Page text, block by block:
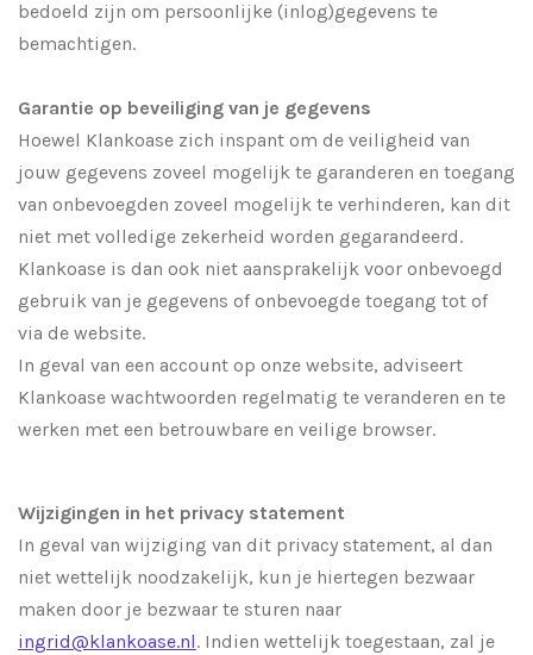
bedoeld zijn om persoonlijke (inlog)gegevens te
bemachtigen.
Garantie op beveiliging van je gegevens
Hoewel Klankoase zich inspant om de veiligheid van
jouw gegevens zoveel mogelijk te garanderen en toegang
van onbevoegden zoveel mogelijk te verhinderen, kan dit
niet met volledige zekerheid worden gegarandeerd.
Klankoase is dan ook niet aansprakelijk voor onbevoegd
gebruik van je gegevens of onbevoegde toegang tot of
via de website.
In geval van een account op onze website, adviseert
Klankoase wachtwoorden regelmatig te veranderen en te
werken met een betrouwbare en veilige browser.
Wijzigingen in het privacy statement
In geval van wijziging van dit privacy statement, al dan
niet wettelijk noodzakelijk, kun je hiertegen bezwaar
maken door je bezwaar te sturen naar
ingrid@klankoase.nl. Indien wettelijk toegestaan, zal je